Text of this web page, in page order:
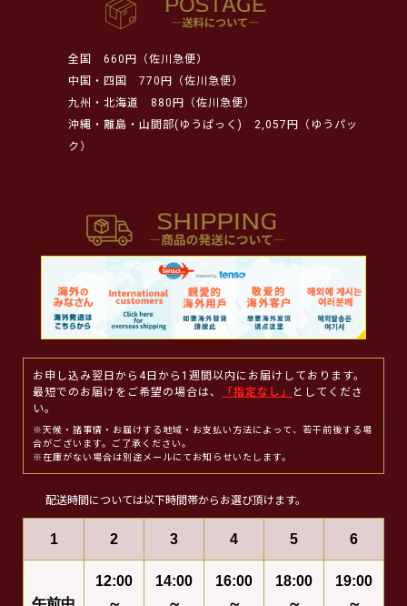
全国
660円（佐川急便）
中国・四国
770円（佐川急便）
九州・北海道
880円（佐川急便）
沖縄・離島・山間部(ゆうぱっく)
2,057円（ゆうパッ
ク）
お申し込み翌日から4日から1週間以内にお届けしております。
最短でのお届けをご希望の場合は、
「指定なし」
としてくださ
い。
※天候・諸事情・お届けする地域・お支払い方法によって、若干前後する場
合がございます。ご了承ください。
※在庫がない場合は別途メールにてお知らせいたします。
配送時間については以下時間帯からお選び頂けます。
1 2 3 4 5 6
12:00
14:00
16:00
18:00
19:00